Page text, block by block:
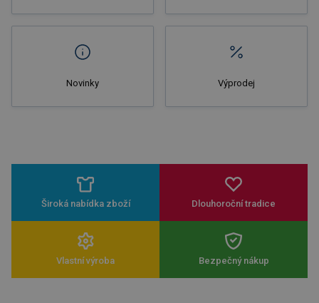
Novinky Výprodej
Široká nabídka zboží Dlouhoroční tradice
Vlastní výroba Bezpečný nákup